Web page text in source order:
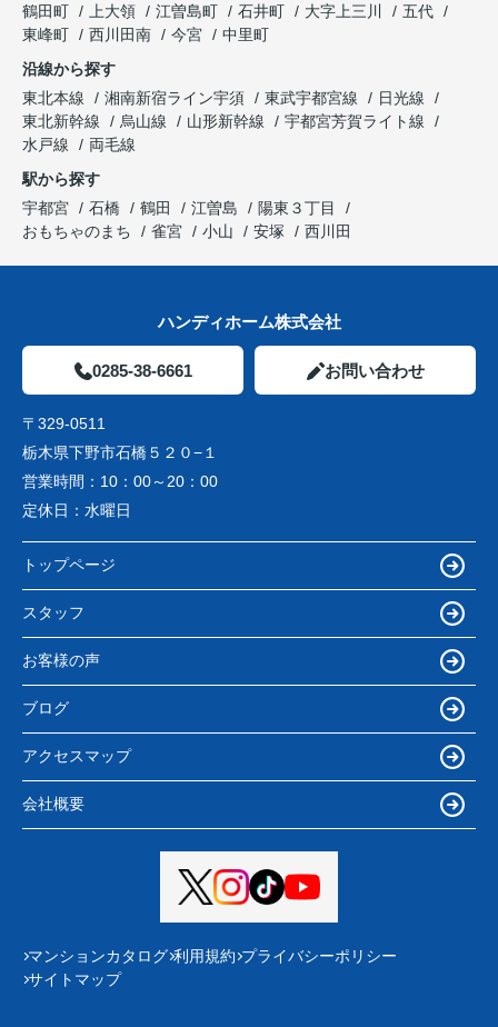
鶴田町
上大領 江曽島町 石井町 大字上三川
五代
東峰町
西川田南 今宮
中里町
沿線から探す
東北本線
湘南新宿ライン宇須 東武宇都宮線
日光線
東北新幹線
烏山線 山形新幹線
宇都宮芳賀ライト線
水戸線
両毛線
駅から探す
宇都宮
石橋 鶴田 江曽島
陽東３丁目
おもちゃのまち
雀宮 小山 安塚 西川田
ハンディホーム株式会社
0285-38-6661 お問い合わせ
〒329-0511
栃木県下野市石橋５２０−１
営業時間： 10：00～20：00
定休日： 水曜日
トップページ
スタッフ
お客様の声
ブログ
アクセスマップ
会社概要
マンションカタログ 利用規約 プライバシーポリシー
サイトマップ